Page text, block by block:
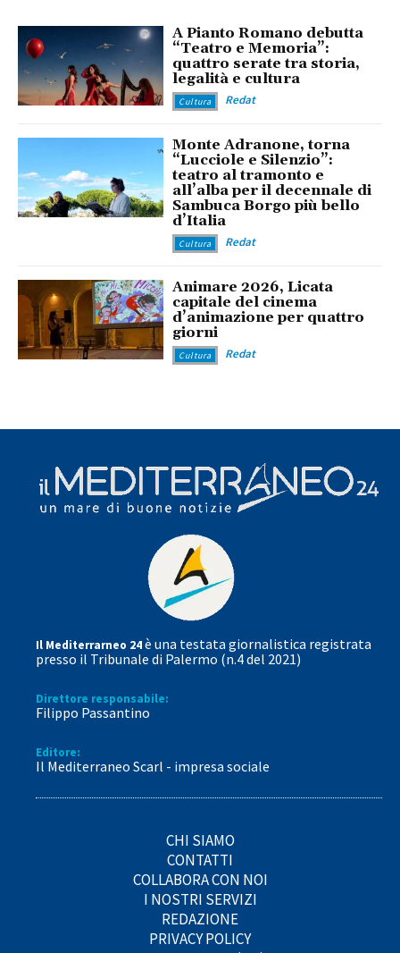
A Pianto Romano debutta
“Teatro e Memoria”:
quattro serate tra storia,
legalità e cultura
Cultura Redat
Monte Adranone, torna
“Lucciole e Silenzio”:
teatro al tramonto e
all’alba per il decennale di
Sambuca Borgo più bello
d’Italia
Cultura Redat
Animare 2026, Licata
capitale del cinema
d’animazione per quattro
giorni
Cultura Redat
Il Mediterrarneo 24è una testata giornalistica registrata
presso il Tribunale di Palermo (n.4 del 2021)
Direttore responsabile:
Filippo Passantino
Editore:
Il Mediterraneo Scarl - impresa sociale
CHI SIAMO
CONTATTI
COLLABORA CON NOI
I NOSTRI SERVIZI
REDAZIONE
PRIVACY POLICY